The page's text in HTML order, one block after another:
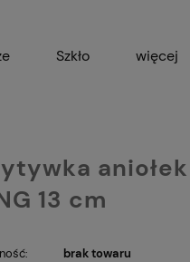
Szkło więcej
aniołek
13 cm
brak towaru